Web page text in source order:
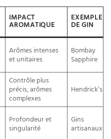
IMPACT
AROMATIQUE
EXEMPLE
DE GIN
Arômes intenses
et unitaires
Bombay
Sapphire
Contrôle plus
précis, arômes
complexes
Hendrick’s
Profondeur et
singularité
Gins
artisanaux